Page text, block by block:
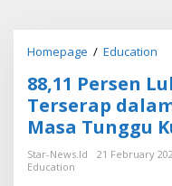
Homepage / Education
,
1
1
P
e
88,11 Persen
Terserap
Masa Tunggu
Star-News.id
21 February
Education